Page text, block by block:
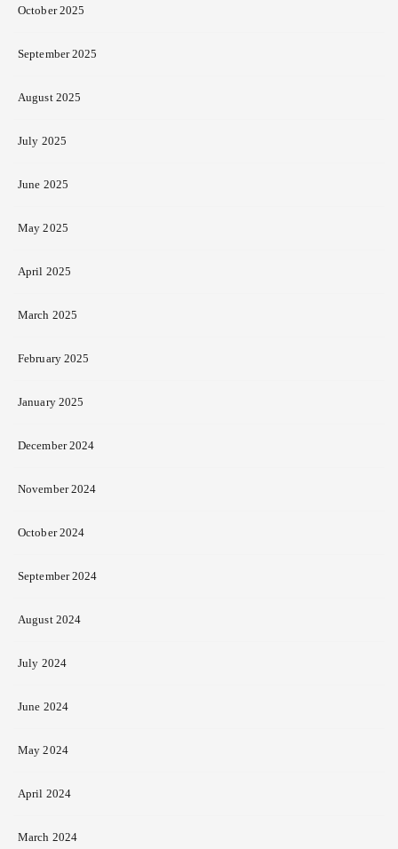
October 2025
September 2025
August 2025
July 2025
June 2025
May 2025
April 2025
March 2025
February 2025
January 2025
December 2024
November 2024
October 2024
September 2024
August 2024
July 2024
June 2024
May 2024
April 2024
March 2024